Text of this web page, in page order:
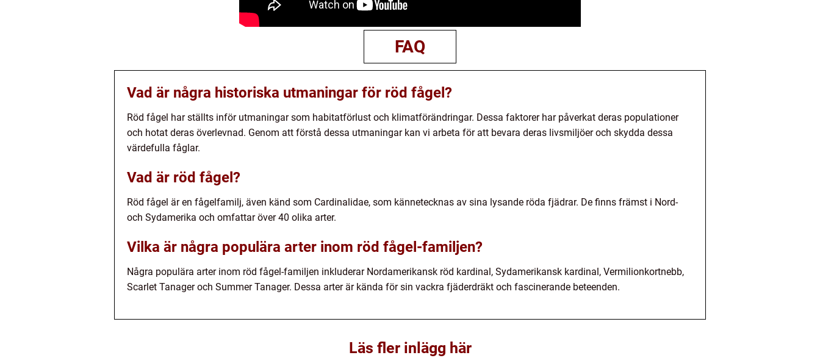
FAQ
Vad är några historiska utmaningar för röd fågel?
Röd fågel har ställts inför utmaningar som habitatförlust och klimatförändringar. Dessa faktorer har påverkat deras populationer
och hotat deras överlevnad. Genom att förstå dessa utmaningar kan vi arbeta för att bevara deras livsmiljöer och skydda dessa
värdefulla fåglar.
Vad är röd fågel?
Röd fågel är en fågelfamilj, även känd som Cardinalidae, som kännetecknas av sina lysande röda fjädrar. De finns främst i Nord-
och Sydamerika och omfattar över 40 olika arter.
Vilka är några populära arter inom röd fågel-familjen?
Några populära arter inom röd fågel-familjen inkluderar Nordamerikansk röd kardinal, Sydamerikansk kardinal, Vermilionkortnebb,
Scarlet Tanager och Summer Tanager. Dessa arter är kända för sin vackra fjäderdräkt och fascinerande beteenden.
Läs fler inlägg här